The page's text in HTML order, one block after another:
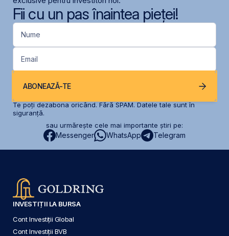
Fii cu un pas înaintea pieței!
Nume
Email
ABONEAZĂ-TE
Te poți dezabona oricând. Fără SPAM. Datele tale sunt în
siguranță.
sau urmărește cele mai importante știri pe:
Messenger WhatsApp Telegram
INVESTIȚII LA BURSA
Cont Investiții Global
Cont Investiții BVB